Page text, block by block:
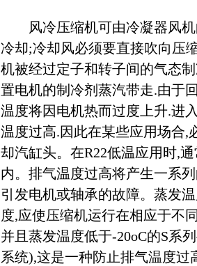
风冷压缩机可由冷凝器风机
冷却;冷却风必须要直接吹向压
机被经过定子和转子间的气态
置电机的制冷剂蒸汽带走.由于
温度将因电机热而过度上升.进
温度过高.因此在某些应用场合,
却汽缸头。在R22低温应用时,
内。排气温度过高将产生一系
引发电机或轴承的故障。蒸发
度,应使压缩机运行在相应于不
并且蒸发温度低于-20oC的S系
系统),这是一种防止排气温度过